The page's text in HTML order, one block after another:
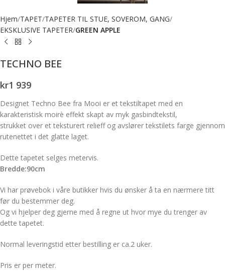
Hjem TAPET TAPETER TIL STUE, SOVEROM, GANG
EKSKLUSIVE TAPETER GREEN APPLE
TECHNO BEE
kr1 939
Designet Techno Bee fra Mooi er et tekstiltapet med en
karakteristisk moirè effekt skapt av myk gasbindtekstil,
strukket over et teksturert relieff og avslører tekstilets farge gjennom
rutenettet i det glatte laget.
Dette tapetet selges metervis.
Bredde:90cm
Vi har prøvebok i våre butikker hvis du ønsker å ta en nærmere titt
før du bestemmer deg.
Og vi hjelper deg gjerne med å regne ut hvor mye du trenger av
dette tapetet.
Normal leveringstid etter bestilling er ca.2 uker.
Pris er per meter.